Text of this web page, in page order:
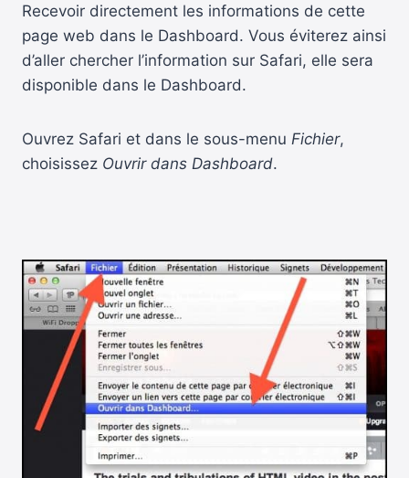
Recevoir directement les informations de cette
page web dans le Dashboard. Vous éviterez ainsi
d’aller chercher l’information sur Safari, elle sera
disponible dans le Dashboard.
Ouvrez Safari et dans le sous-menu Fichier,
choisissez Ouvrir dans Dashboard.